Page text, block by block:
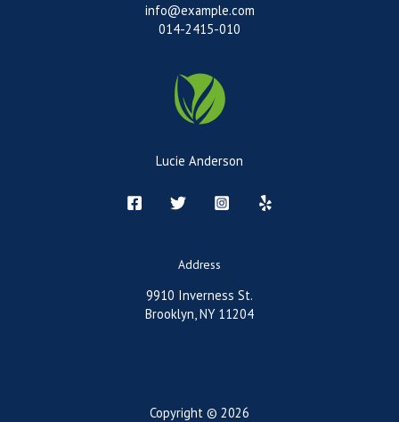
info@example.com
014-2415-010
Lucie Anderson
Address
9910 Inverness St.
Brooklyn, NY 11204
Copyright © 2026